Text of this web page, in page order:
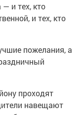
и тех, кто
и тех, кто
пожелания, а
проходят
навещают